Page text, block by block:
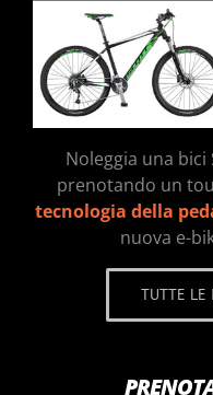
Noleggia una bici
prenotando un
tecnologia della
nuova e-
TUTTE LE